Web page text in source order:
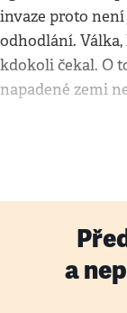
invaze proto
odhodlání.
kdokoli čekal. O
napadené zemi
a